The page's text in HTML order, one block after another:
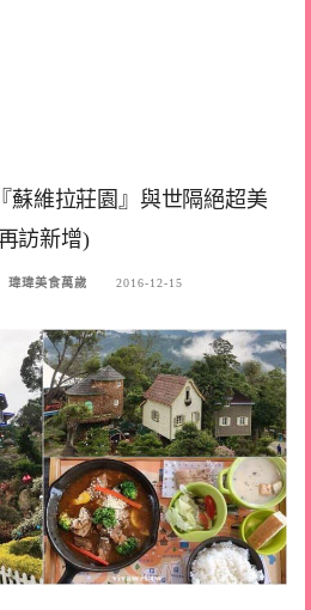
蘇維拉莊園』與世隔絕超美
訪新增)
瑋瑋美食萬歲 2016-12-15